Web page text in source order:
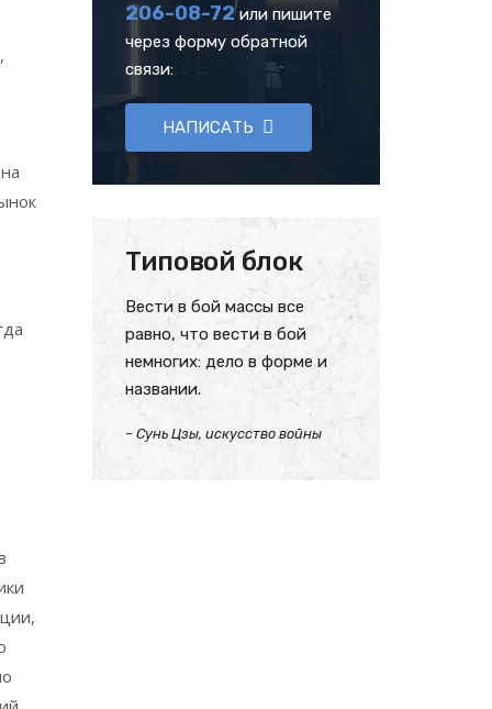
206-08-72или пишите
через форму обратной
связи:
НАПИСАТЬ
Типовой блок
Вести в бой массы все
равно, что вести в бой
немногих: дело в форме и
названии.
– Сунь Цзы, искусство войны